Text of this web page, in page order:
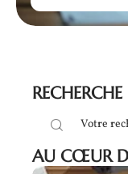
RECHERCHE
AU CŒUR